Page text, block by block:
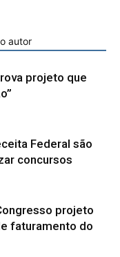
autor
projeto que
Federal são
concursos
projeto
faturamento do